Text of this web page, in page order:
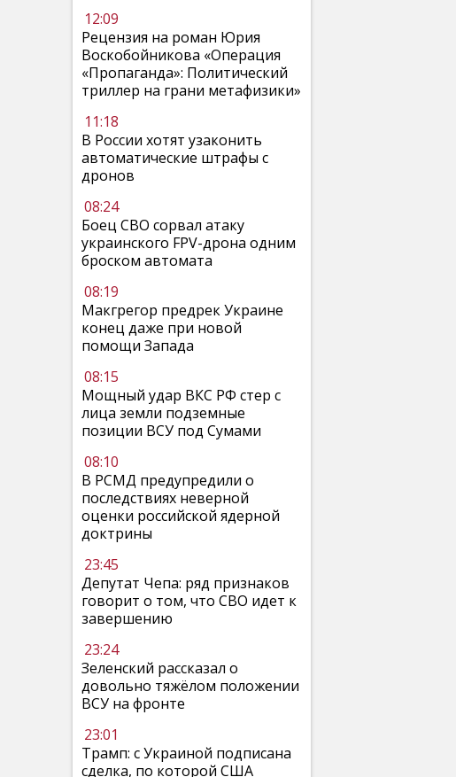
12:09
Рецензия на роман Юрия
Воскобойникова «Операция
«Пропаганда»: Политический
триллер на грани метафизики»
11:18
В России хотят узаконить
автоматические штрафы с
дронов
08:24
Боец СВО сорвал атаку
украинского FPV-дрона одним
броском автомата
08:19
Макгрегор предрек Украине
конец даже при новой
помощи Запада
08:15
Мощный удар ВКС РФ стер с
лица земли подземные
позиции ВСУ под Сумами
08:10
В РСМД предупредили о
последствиях неверной
оценки российской ядерной
доктрины
23:45
Депутат Чепа: ряд признаков
говорит о том, что СВО идет к
завершению
23:24
Зеленский рассказал о
довольно тяжёлом положении
ВСУ на фронте
23:01
Трамп: с Украиной подписана
сделка, по которой США